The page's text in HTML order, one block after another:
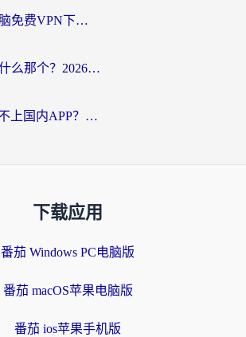
海外党必看：电脑免费VPN下载指南+回国加速器选择全攻略，告别地区限制
归雁加速器改成什么那个？2026海外党回国加速全攻略：告别地区限制，轻松刷剧玩游戏
海外MacBook连不上国内APP？选对回国VPN，告别地区限制的烦恼
下载应用
番茄 Windows PC电脑版
番茄 macOS苹果电脑版
番茄 ios苹果手机版